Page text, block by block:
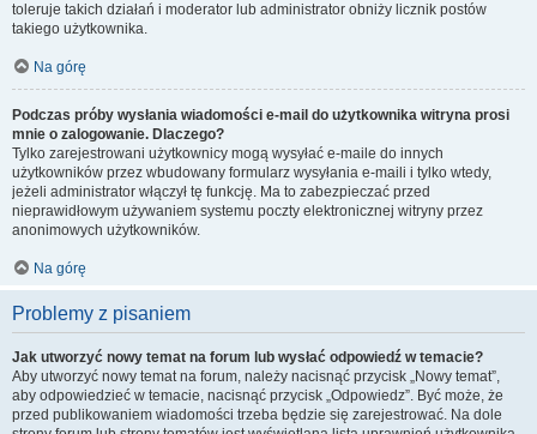
toleruje takich działań i moderator lub administrator obniży licznik postów
takiego użytkownika.
Na górę
Podczas próby wysłania wiadomości e-mail do użytkownika witryna prosi
mnie o zalogowanie. Dlaczego?
Tylko zarejestrowani użytkownicy mogą wysyłać e-maile do innych
użytkowników przez wbudowany formularz wysyłania e-maili i tylko wtedy,
jeżeli administrator włączył tę funkcję. Ma to zabezpieczać przed
nieprawidłowym używaniem systemu poczty elektronicznej witryny przez
anonimowych użytkowników.
Na górę
Problemy z pisaniem
Jak utworzyć nowy temat na forum lub wysłać odpowiedź w temacie?
Aby utworzyć nowy temat na forum, należy nacisnąć przycisk „Nowy temat”,
aby odpowiedzieć w temacie, nacisnąć przycisk „Odpowiedz”. Być może, że
przed publikowaniem wiadomości trzeba będzie się zarejestrować. Na dole